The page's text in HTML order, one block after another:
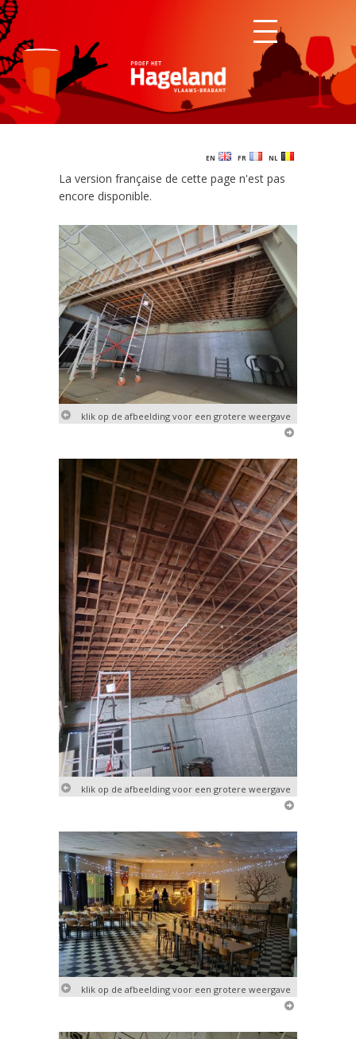
NL
FR
EN
La version française de cette page n'est pas
encore disponible.
klik op de afbeelding voor een grotere weergave
klik op de afbeelding voor een grotere weergave
klik op de afbeelding voor een grotere weergave